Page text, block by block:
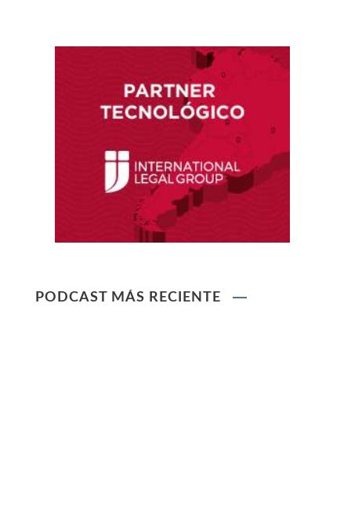
Ley que protege a la madre trabajadora
contra el despido arbitrario
Ley que modifica el TUO de la Ley del Sistema
PODCAST MÁS RECIENTE